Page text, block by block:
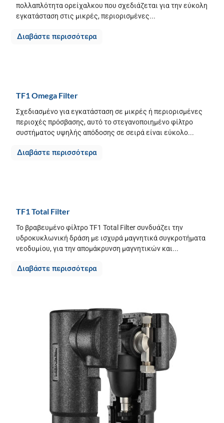
πολλαπλότητα ορείχαλκου που σχεδιάζεται για την εύκολη
εγκατάσταση στις μικρές, περιορισμένες...
Διαβάστε περισσότερα
TF1 Omega Filter
Σχεδιασμένο για εγκατάσταση σε μικρές ή περιορισμένες
περιοχές πρόσβασης, αυτό το στεγανοποιημένο φίλτρο
συστήματος υψηλής απόδοσης σε σειρά είναι εύκολο...
Διαβάστε περισσότερα
TF1 Total Filter
Το βραβευμένο φίλτρο TF1 Total Filter συνδυάζει την
υδροκυκλωνική δράση με ισχυρά μαγνητικά συγκροτήματα
νεοδυμίου, για την απομάκρυνση μαγνητικών και...
Διαβάστε περισσότερα